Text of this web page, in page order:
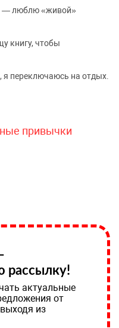
— люблю «живой»
книгу, чтобы
я переключаюсь на отдых.
привычки
рассылку!
актуальные
от
из